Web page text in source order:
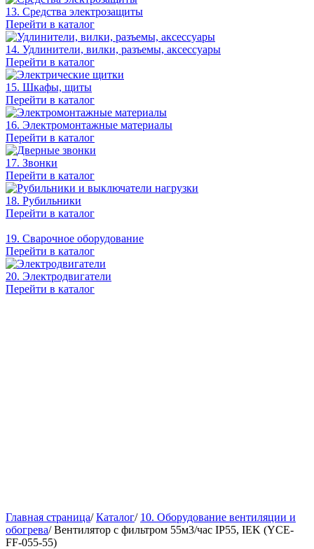
13. Средства электрозащиты
Перейти в каталог
14. Удлинители, вилки, разъемы, аксессуары
Перейти в каталог
15. Шкафы, щиты
Перейти в каталог
16. Электромонтажные материалы
Перейти в каталог
17. Звонки
Перейти в каталог
18. Рубильники
Перейти в каталог
19. Сварочное оборудование
Перейти в каталог
20. Электродвигатели
Перейти в каталог
Главная страница/ Каталог/ 10. Оборудование вентиляции и
обогрева/ Вентилятор с фильтром 55м3/час IP55, IEK (YCE-
FF-055-55)